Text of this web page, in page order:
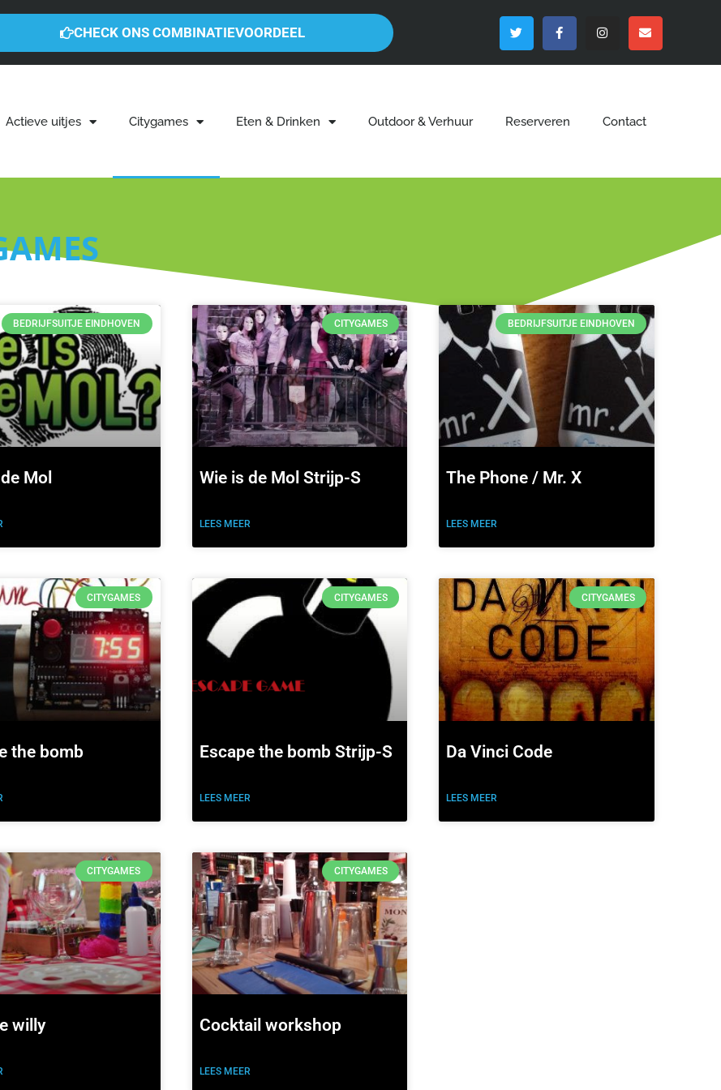
CHECK ONS COMBINATIEVOORDEEL
Actieve uitjes Citygames Eten & Drinken Outdoor & Verhuur Reserveren Contact
BEDRIJFSUITJE EINDHOVEN
Mol
CITYGAMES
Wie is de Mol Strijp-S
LEES MEER
BEDRIJFSUITJE EINDHOVEN
The Phone / Mr. X
LEES MEER
CITYGAMES
the bomb
CITYGAMES
Escape the bomb Strijp-S
LEES MEER
CITYGAMES
Da Vinci Code
LEES MEER
CITYGAMES
willy
CITYGAMES
Cocktail workshop
LEES MEER